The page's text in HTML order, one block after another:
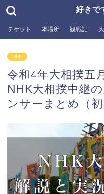
好きで
チケット 本場所 観戦記
NHK
令和4年大相撲五
NHK大相撲中継
ンサーまとめ（